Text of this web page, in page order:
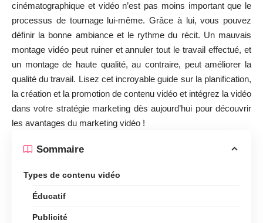
cinématographique et vidéo n’est pas moins important que le
processus de tournage lui-même. Grâce à lui, vous pouvez
définir la bonne ambiance et le rythme du récit. Un mauvais
montage vidéo peut ruiner et annuler tout le travail effectué, et
un montage de haute qualité, au contraire, peut améliorer la
qualité du travail. Lisez cet incroyable guide sur la planification,
la création et la promotion de contenu vidéo et intégrez la vidéo
dans votre stratégie marketing dès aujourd’hui pour découvrir
les avantages du marketing vidéo !
Sommaire
Types de contenu vidéo
Éducatif
Publicité